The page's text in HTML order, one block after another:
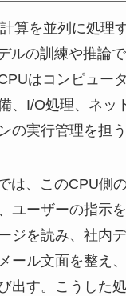
算を並列に処理
ルの訓練や推論
はコンピュー
、I/O処理、ネッ
の実行管理を担う
は、このCPU側
ユーザーの指示
ジを読み、社内
ール文面を整え
出す。こうした